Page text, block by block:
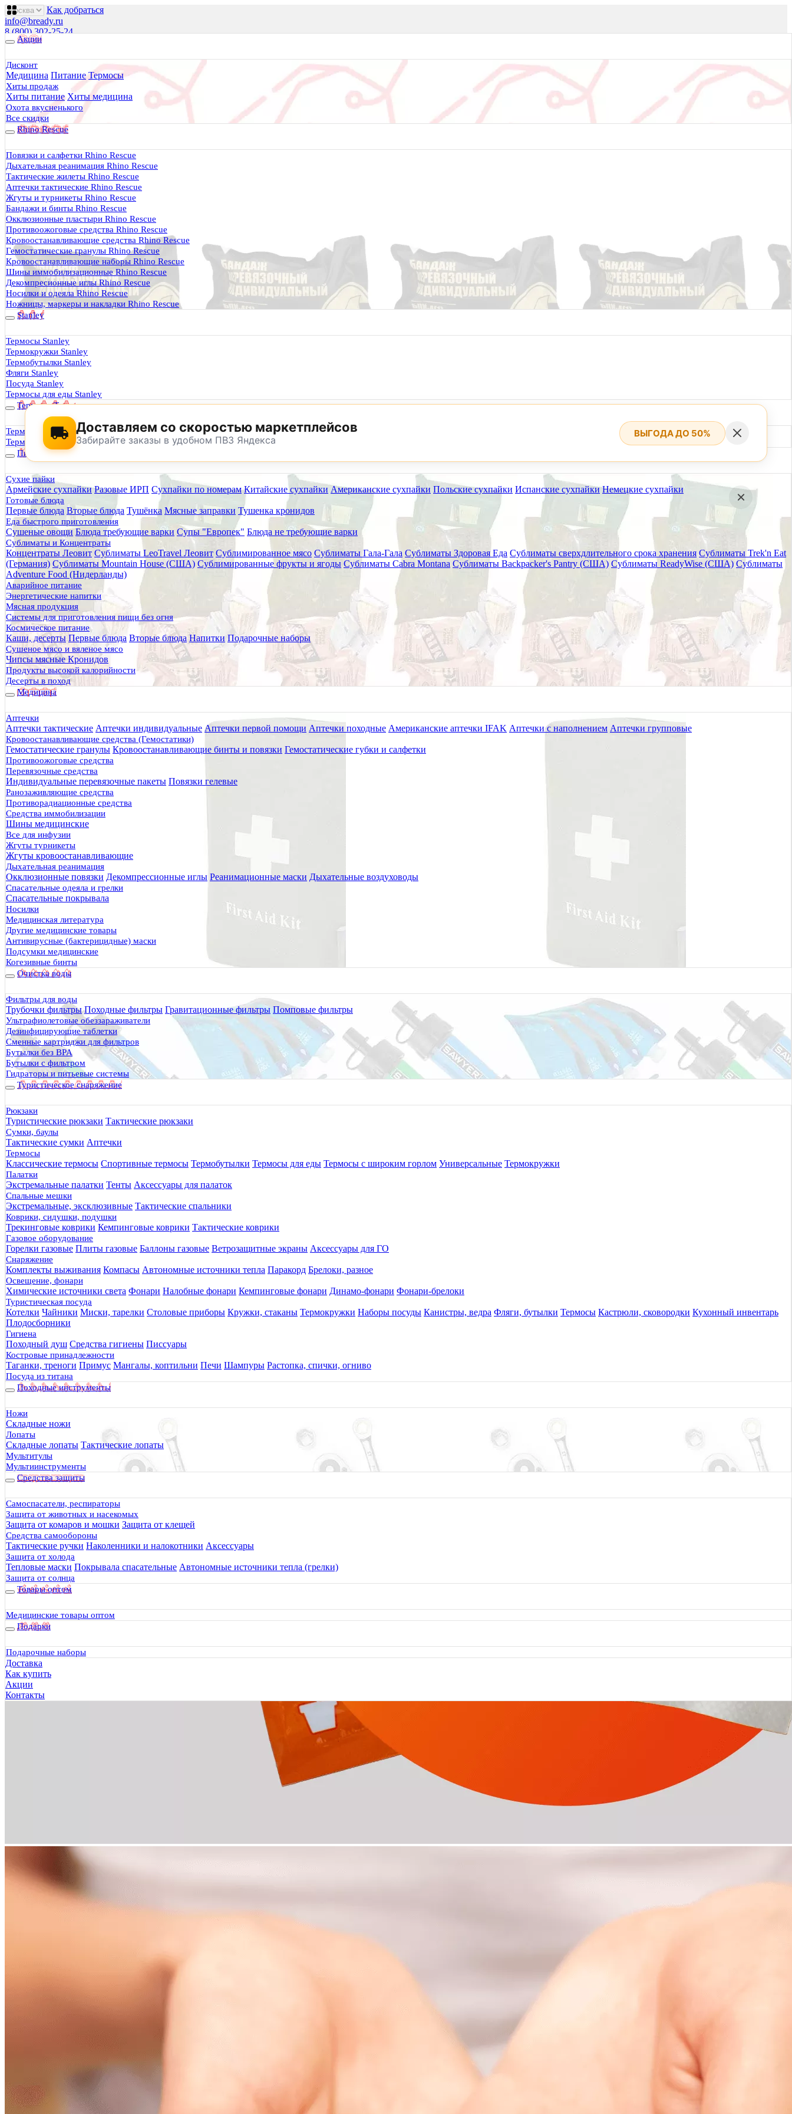
Как добраться
info@bready.ru
8 (800) 302-25-24
Пн 0900- 18
Будь Готов
Магазин походного снаряжения
все для туризма, охоты, рыбалки
Каталог
Акции
Дисконт
Медицина Питание Термосы
Хиты продаж
Хиты питание Хиты медицина
Охота вкусненького
Все скидки
Rhino Rescue
Повязки и салфетки Rhino Rescue
Дыхательная реанимация Rhino Rescue
Тактические жилеты Rhino Rescue
Аптечки тактические Rhino Rescue
Жгуты и турникеты Rhino Rescue
Бандажи и бинты Rhino Rescue
Окклюзионные пластыри Rhino Rescue
Противоожоговые средства Rhino Rescue
Кровоостанавливающие средства Rhino Rescue
Гемостатические гранулы Rhino Rescue
Кровоостанавливающие наборы Rhino Rescue
Шины иммобилизационные Rhino Rescue
Декомпресионные иглы Rhino Rescue
Носилки и одеяла Rhino Rescue
Ножницы, маркеры и накладки Rhino Rescue
Stanley
Термосы Stanley
Термокружки Stanley
Термобутылки Stanley
Фляги Stanley
Посуда Stanley
Термосы для еды Stanley
Термосы Tyeso
Термокружки Tyeso
Термобутылки Tyeso
Питание
Сухие пайки
Армейские сухпайки Разовые ИРП Сухпайки по номерам Китайские сухпайки Американские сухпайки Польские сухпайки Испанские сухпайки Немецкие сухпайки
Готовые блюда
Первые блюда Вторые блюда Тушёнка Мясные заправки Тушенка кронидов
Еда быстрого приготовления
Сушеные овощи Блюда требующие варки Супы "Европек" Блюда не требующие варки
Сублиматы и Концентраты
Концентраты Леовит Сублиматы LeoTravel Леовит Сублимированное мясо Сублиматы Гала-Гала Сублиматы Здоровая Еда Сублиматы сверхдлительного срока хранения Сублиматы Trek'n Eat
(Германия) Сублиматы Mountain House (США) Сублимированные фрукты и ягоды Сублиматы Cabra Montana Сублиматы Backpacker's Pantry (США) Сублиматы ReadyWise (США) Сублиматы
Adventure Food (Нидерланды)
Аварийное питание
Энергетические напитки
Мясная продукция
Системы для приготовления пищи без огня
Космическое питание
Каши, десерты Первые блюда Вторые блюда Напитки Подарочные наборы
Сушеное мясо и вяленое мясо
Чипсы мясные Кронидов
Продукты высокой калорийности
Десерты в поход
Медицина
Аптечки
Аптечки тактические Аптечки индивидуальные Аптечки первой помощи Аптечки походные Американские аптечки IFAK Аптечки с наполнением Аптечки групповые
Кровоостанавливающие средства (Гемостатики)
Гемостатические гранулы Кровоостанавливающие бинты и повязки Гемостатические губки и салфетки
Противоожоговые средства
Перевязочные средства
Индивидуальные перевязочные пакеты Повязки гелевые
Ранозаживляющие средства
Противорадиационные средства
Средства иммобилизации
Шины медицинские
Все для инфузии
Жгуты турникеты
Жгуты кровоостанавливающие
Дыхательная реанимация
Окклюзионные повязки Декомпрессионные иглы Реанимационные маски Дыхательные воздуховоды
Спасательные одеяла и грелки
Спасательные покрывала
Носилки
Медицинская литература
Другие медицинские товары
Антивирусные (бактерицидные) маски
Подсумки медицинские
Когезивные бинты
Очистка воды
Фильтры для воды
Трубочки фильтры Походные фильтры Гравитационные фильтры Помповые фильтры
Ультрафиолетовые обеззараживатели
Дезинфицирующие таблетки
Сменные картриджи для фильтров
Бутылки без BPA
Бутылки с фильтром
Гидраторы и питьевые системы
Туристическое снаряжение
Рюкзаки
Туристические рюкзаки Тактические рюкзаки
Сумки, баулы
Тактические сумки Аптечки
Термосы
Классические термосы Спортивные термосы Термобутылки Термосы для еды Термосы с широким горлом Универсальные Термокружки
Палатки
Экстремальные палатки Тенты Аксессуары для палаток
Спальные мешки
Экстремальные, эксклюзивные Тактические спальники
Коврики, сидушки, подушки
Трекинговые коврики Кемпинговые коврики Тактические коврики
Газовое оборудование
Горелки газовые Плиты газовые Баллоны газовые Ветрозащитные экраны Аксессуары для ГО
Снаряжение
Комплекты выживания Компасы Автономные источники тепла Паракорд Брелоки, разное
Освещение, фонари
Химические источники света Фонари Налобные фонари Кемпинговые фонари Динамо-фонари Фонари-брелоки
Туристическая посуда
Котелки Чайники Миски, тарелки Столовые приборы Кружки, стаканы Термокружки Наборы посуды Канистры, ведра Фляги, бутылки Термосы Кастрюли, сковородки Кухонный инвентарь
Плодосборники
Гигиена
Походный душ Средства гигиены Писсуары
Костровые принадлежности
Таганки, треноги Примус Мангалы, коптильни Печи Шампуры Растопка, спички, огниво
Посуда из титана
Походные инструменты
Ножи
Складные ножи
Лопаты
Складные лопаты Тактические лопаты
Мультитулы
Мультиинструменты
Средства защиты
Самоспасатели, респираторы
Защита от животных и насекомых
Защита от комаров и мошки Защита от клещей
Средства самообороны
Тактические ручки Наколенники и налокотники Аксессуары
Защита от холода
Тепловые маски Покрывала спасательные Автономные источники тепла (грелки)
Защита от солнца
Товары оптом
Медицинские товары оптом
Подарки
Подарочные наборы
Доставка
Как купить
Акции
Контакты
0 руб.
0
0
Тактическая медицина
Еда в дорогу
Термосы Stanley
Фильтры для воды
Оплата и доставка
Гарантия и возврат
Оптовикам
Контакты
Будь Готов.
0
8 (495) 782-73-32
Доставляем со скоростью маркетплейсов
Забирайте заказы в удобном ПВЗ Яндекса
ВЫГОДА ДО 50%
По техническим причинам магазин не будет работать на самовывоз в субботу 25 июля, 8 и 15 августа.
Заранее корректируйте дату и время посещения магазина.
Главная
Каталог товаров
Туристическое снаряжение
Снаряжение
Автономные источники тепла
Автономный источник тепла грелка для перевозки животных и насекомых Грелтек (72 часа)
Автономный источник тепла грелка для перевозки животных и насекомых Грелтек (72
часа)